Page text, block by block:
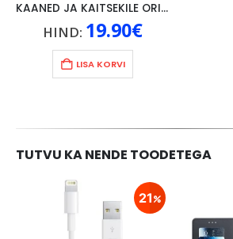
KAANED JA KAITSEKILE ORIGINAAL LENOVO P10, MUST
HIND: 19.90€
LISA KORVI
TUTVU KA NENDE TOODETEGA
21